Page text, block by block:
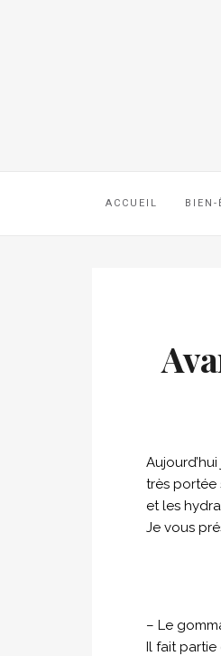
ACCUEIL BIEN-
très portée
et les
Je vous
– Le
Il fait partie